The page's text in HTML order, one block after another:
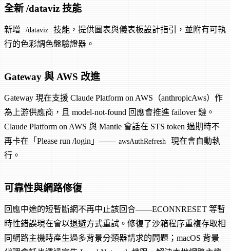
全新 /dataviz 技能
新增 /dataviz
技能，提供圖表與儀表板設計指引，並附有可執
行的色彩調色盤驗證器。
Gateway 與 AWS 改進
Gateway 現在支援 Claude Platform on AWS（anthropicAws）作
為上游供應商，且 model-not-found 回應會推進 failover 鏈。
Claude Platform on AWS 與 Mantle 會話在 STS token 過期時不
再卡在「Please run /login」—— awsAuthRefresh
現在會自動執
行。
可靠性與網路修復
回應中途的短暫斷網不再中止該回合——ECONNRESET 等暫
時性錯誤現在會以退避方式重試。修復了沙箱程序重複存取相
同網路主機時產生過多背景分類器請求的問題；macOS 背景